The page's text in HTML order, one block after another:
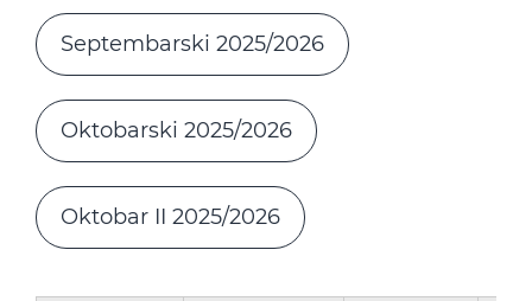
Septembarski 2025/2026
Oktobarski 2025/2026
Oktobar II 2025/2026